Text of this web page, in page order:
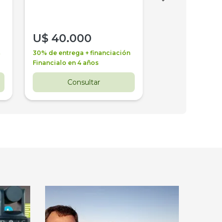
U$ 40.000
30% de entrega + financiación
Financialo en 4 años
Consultar